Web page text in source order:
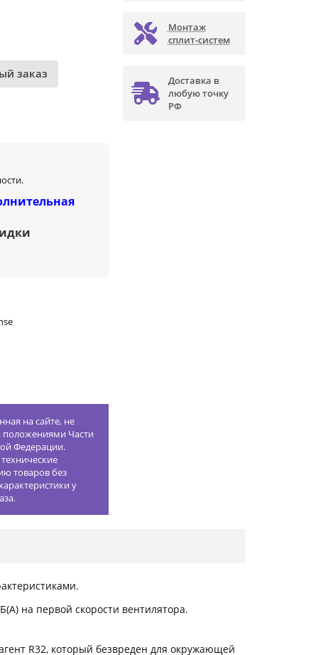
заказ
на сайте, не
положениями Части
Федерации.
товаров без
у
Монтаж
сплит-систем
Доставка в
любую точку
РФ
на первой скорости вентилятора.
R32, который безвреден для окружающей